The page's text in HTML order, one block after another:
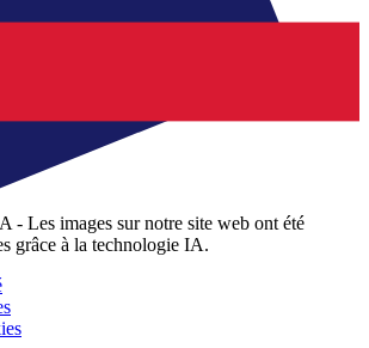
- Les images sur notre site web ont été
grâce à la technologie IA.